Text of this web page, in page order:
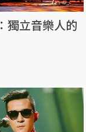
獨立音樂人的